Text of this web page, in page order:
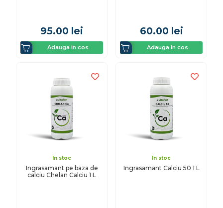
95.00 lei
Adauga in cos
60.00 lei
Adauga in cos
In stoc
Ingrasamant pe baza de
calciu Chelan Calciu 1 L
In stoc
Ingrasamant Calciu 50 1 L